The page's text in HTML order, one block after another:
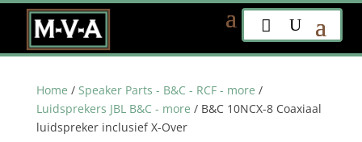
Home / Speaker Parts - B&C - RCF - more /
Luidsprekers JBL B&C - more / B&C 10NCX-8 Coaxiaal
luidspreker inclusief X-Over